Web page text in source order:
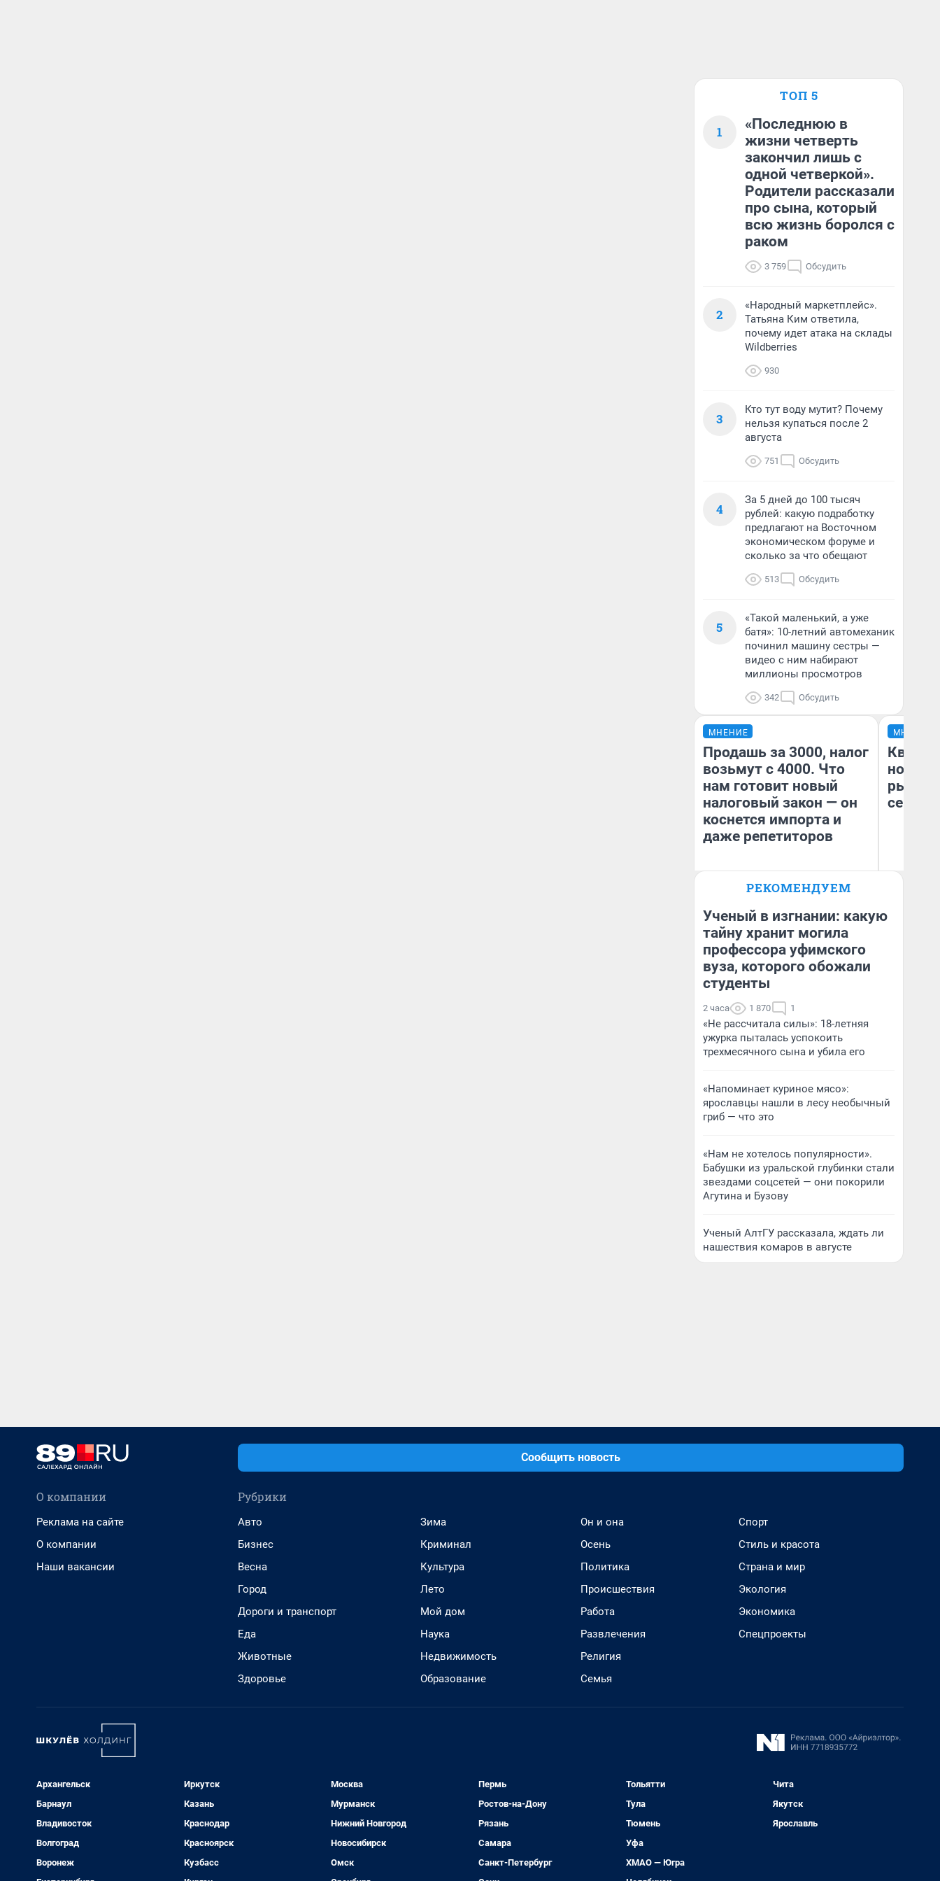
ТОП 5
1
«Последнюю в
жизни четверть
закончил лишь с
одной четверкой».
Родители рассказали
про сына, который
всю жизнь боролся с
раком
3 759 Обсудить
2
«Народный маркетплейс».
Татьяна Ким ответила,
почему идет атака на склады
Wildberries
930
3
Кто тут воду мутит? Почему
нельзя купаться после 2
августа
751 Обсудить
4
За 5 дней до 100 тысяч
рублей: какую подработку
предлагают на Восточном
экономическом форуме и
сколько за что обещают
513 Обсудить
5
«Такой маленький, а уже
батя»: 10-летний автомеханик
починил машину сестры —
видео с ним набирают
миллионы просмотров
342 Обсудить
МНЕНИЕ
Продашь за 3000, налог
возьмут с 4000. Что
нам готовит новый
налоговый закон — он
коснется импорта и
даже репетиторов
Анастасия Завгородняя
МНЕНИЕ
но
рынок
РЕКОМЕНДУЕМ
Ученый в изгнании: какую
тайну хранит могила
профессора уфимского
вуза, которого обожали
студенты
2 часа 1 870 1
«Не рассчитала силы»: 18-летняя
ужурка пыталась успокоить
трехмесячного сына и убила его
«Напоминает куриное мясо»:
ярославцы нашли в лесу необычный
гриб — что это
«Нам не хотелось популярности».
Бабушки из уральской глубинки стали
звездами соцсетей — они покорили
Агутина и Бузову
Ученый АлтГУ рассказала, ждать ли
нашествия комаров в августе
Сообщить новость
О компании
Реклама на сайте
О компании
Наши вакансии
Рубрики
Авто
Бизнес
Весна
Город
Дороги и транспорт
Еда
Животные
Здоровье
Зима
Криминал
Культура
Лето
Мой дом
Наука
Недвижимость
Образование
Он и она
Осень
Политика
Происшествия
Работа
Развлечения
Религия
Семья
Спорт
Стиль и красота
Страна и мир
Экология
Экономика
Спецпроекты
Архангельск
Барнаул
Владивосток
Волгоград
Воронеж
Иркутск
Казань
Краснодар
Красноярск
Кузбасс
Москва
Мурманск
Нижний Новгород
Новосибирск
Омск
Пермь
Ростов-на-Дону
Рязань
Самара
Санкт-Петербург
Тольятти
Тула
Тюмень
Уфа
ХМАО — Югра
Чита
Якутск
Ярославль